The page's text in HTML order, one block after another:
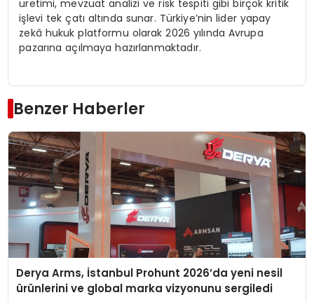
üretimi, mevzuat analizi ve risk tespiti gibi birçok kritik
işlevi tek çatı altında sunar. Türkiye’nin lider yapay
zekâ hukuk platformu olarak 2026 yılında Avrupa
pazarına açılmaya hazırlanmaktadır.
Benzer Haberler
Derya Arms, İstanbul Prohunt 2026’da yeni nesil
ürünlerini ve global marka vizyonunu sergiledi